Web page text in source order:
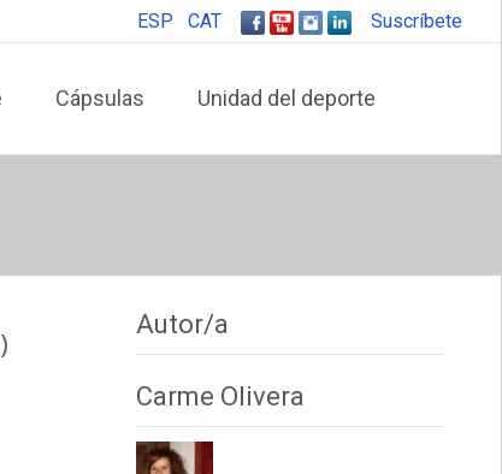
ESP CAT Suscríbete
Cápsulas Unidad del deporte
Autor/a
Carme Olivera